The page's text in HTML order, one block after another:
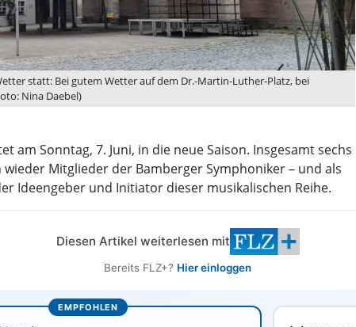
statt: Bei gutem Wetter auf dem Dr.-Martin-Luther-Platz, bei
Nina Daebel)
am Sonntag, 7. Juni, in die neue Saison. Insgesamt sechs
Mitglieder der Bamberger Symphoniker – und als
Ideengeber und Initiator dieser musikalischen Reihe.
Diesen Artikel weiterlesen mit
Bereits FLZ+? Hier einloggen
EMPFOHLEN